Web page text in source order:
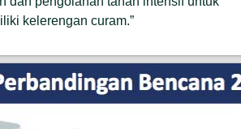
kelerengan curam.”